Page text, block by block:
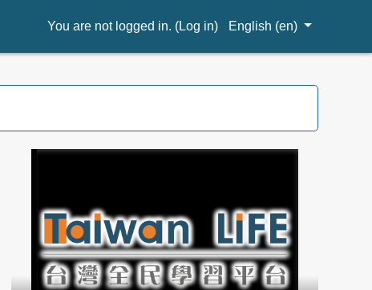
You are not logged in. (Log in) English ‎(en)‎